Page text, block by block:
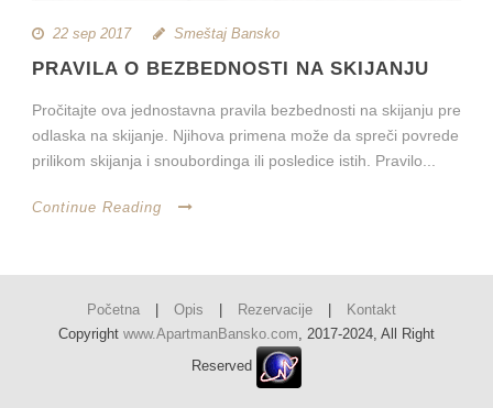
22 sep 2017 Smeštaj Bansko
PRAVILA O BEZBEDNOSTI NA SKIJANJU
Pročitajte ova jednostavna pravila bezbednosti na skijanju pre
odlaska na skijanje. Njihova primena može da spreči povrede
prilikom skijanja i snoubordinga ili posledice istih. Pravilo...
Continue Reading
Početna Opis Rezervacije
Kontakt
Copyright www.ApartmanBansko.com , 2017-2024, All Right
Reserved